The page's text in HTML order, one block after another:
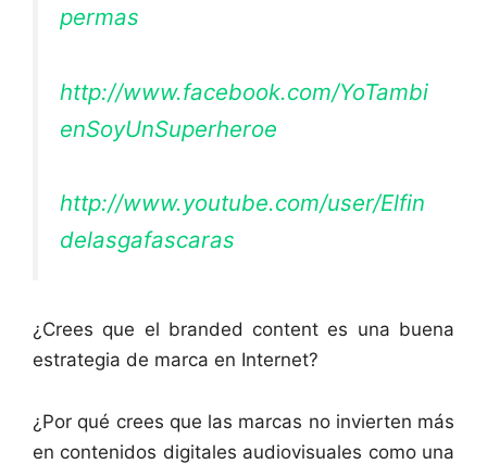
permas
http://www.facebook.com/YoTambi
enSoyUnSuperheroe
http://www.youtube.com/user/Elfin
delasgafascaras
¿Crees que el branded content es una buena
estrategia de marca en Internet?
¿Por qué crees que las marcas no invierten más
en contenidos digitales audiovisuales como una